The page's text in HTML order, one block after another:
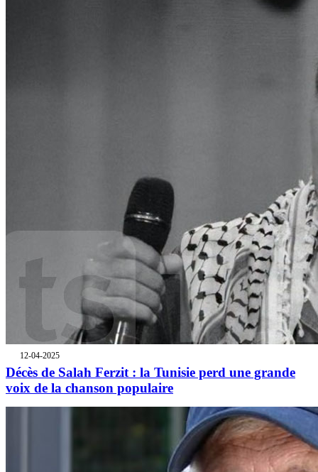
12-04-2025
Décès de Salah Ferzit : la Tunisie perd une grande
voix de la chanson populaire